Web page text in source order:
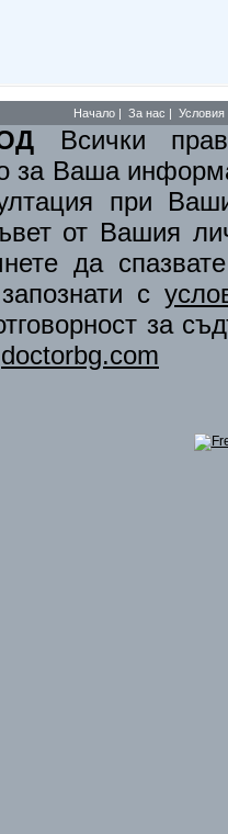
Начало | За нас | Условия
Всички
за Ваша
при
от Вашия
да
с
за
doctorbg.com